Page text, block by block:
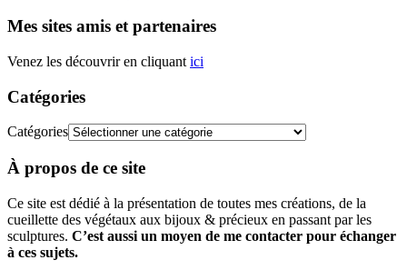
Mes sites amis et partenaires
Venez les découvrir en cliquant ici
Catégories
Catégories
À propos de ce site
Ce site est dédié à la présentation de toutes mes créations, de la
cueillette des végétaux aux bijoux & précieux en passant par les
sculptures. C’est aussi un moyen de me contacter pour échanger
à ces sujets.